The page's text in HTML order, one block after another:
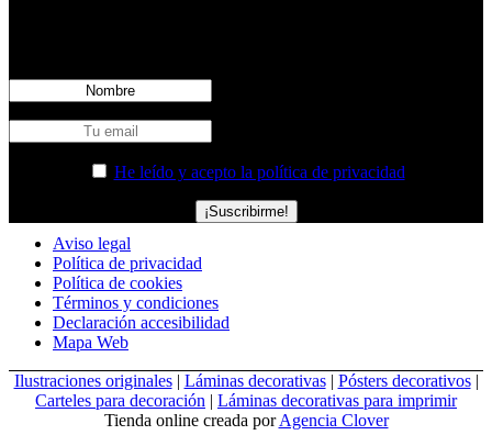
He leído y acepto la política de privacidad
Aviso legal
Política de privacidad
Política de cookies
Términos y condiciones
Declaración accesibilidad
Mapa Web
Ilustraciones originales| Láminas decorativas| Pósters decorativos|
Carteles para decoración | Láminas decorativas para imprimir
Tienda online creada porAgencia Clover